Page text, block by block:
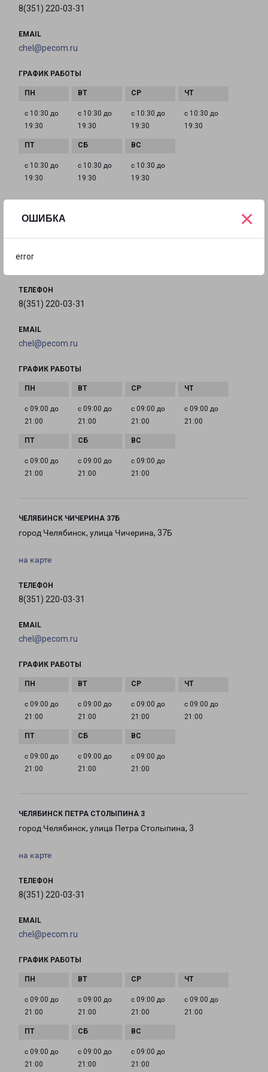
ОШИБКА
error
×
8(351) 220-03-31
EMAIL
chel@pecom.ru
ГРАФИК РАБОТЫ
с 10:30 до
19:30
с 10:30 до
19:30
с 10:30 до
19:30
с 10:30 до
19:30
с 10:30 до
19:30
с 10:30 до
19:30
с 10:30 до
19:30
ЧЕЛЯБИНСК СВЕРДЛОВСКИЙ 80
город Челябинск, проспект Свердловский, 80
ТЕЛЕФОН
8(351) 220-03-31
EMAIL
chel@pecom.ru
ГРАФИК РАБОТЫ
с 09:00 до
21:00
с 09:00 до
21:00
с 09:00 до
21:00
с 09:00 до
21:00
с 09:00 до
21:00
с 09:00 до
21:00
с 09:00 до
21:00
ЧЕЛЯБИНСК ЧИЧЕРИНА 37Б
город Челябинск, улица Чичерина, 37Б
на карте
ТЕЛЕФОН
8(351) 220-03-31
EMAIL
chel@pecom.ru
ГРАФИК РАБОТЫ
с 09:00 до
21:00
с 09:00 до
21:00
с 09:00 до
21:00
с 09:00 до
21:00
с 09:00 до
21:00
с 09:00 до
21:00
с 09:00 до
21:00
ЧЕЛЯБИНСК ПЕТРА СТОЛЫПИНА 3
город Челябинск, улица Петра Столыпина, 3
на карте
ТЕЛЕФОН
8(351) 220-03-31
EMAIL
chel@pecom.ru
ГРАФИК РАБОТЫ
с 09:00 до
21:00
с 09:00 до
21:00
с 09:00 до
21:00
с 09:00 до
21:00
с 09:00 до
21:00
с 09:00 до
21:00
с 09:00 до
21:00